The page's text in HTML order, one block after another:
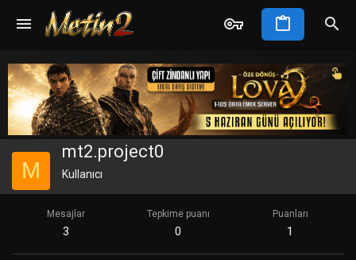
M
mt2.project0
Kullanıcı
Mesajlar
3
Tepkime puanı
0
Puanları
1